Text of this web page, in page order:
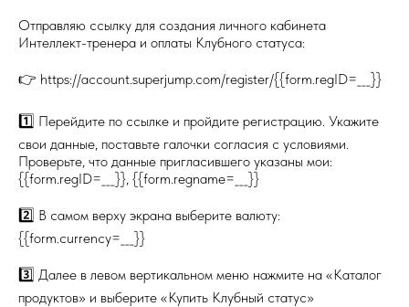
Отправляю ссылку для создания личного кабинета
Интеллект-тренера и оплаты Клубного статуса:
👉 https://account.superjump.com/register/{{form.regID=___}}
1️⃣ Перейдите по ссылке и пройдите регистрацию. Укажите
свои данные, поставьте галочки согласия с условиями.
Проверьте, что данные пригласившего указаны мои:
{{form.regID=___}}, {{form.regname=___}}
2️⃣ В самом верху экрана выберите валюту:
{{form.currency=___}}
3️⃣ Далее в левом вертикальном меню нажмите на «Каталог
продуктов» и выберите «Купить Клубный статус»